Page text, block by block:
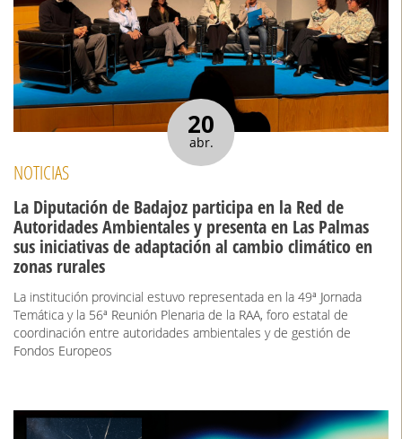
20
abr.
NOTICIAS
La Diputación de Badajoz participa en la Red de
Autoridades Ambientales y presenta en Las Palmas
sus iniciativas de adaptación al cambio climático en
zonas rurales
La institución provincial estuvo representada en la 49ª Jornada
Temática y la 56ª Reunión Plenaria de la RAA, foro estatal de
coordinación entre autoridades ambientales y de gestión de
Fondos Europeos